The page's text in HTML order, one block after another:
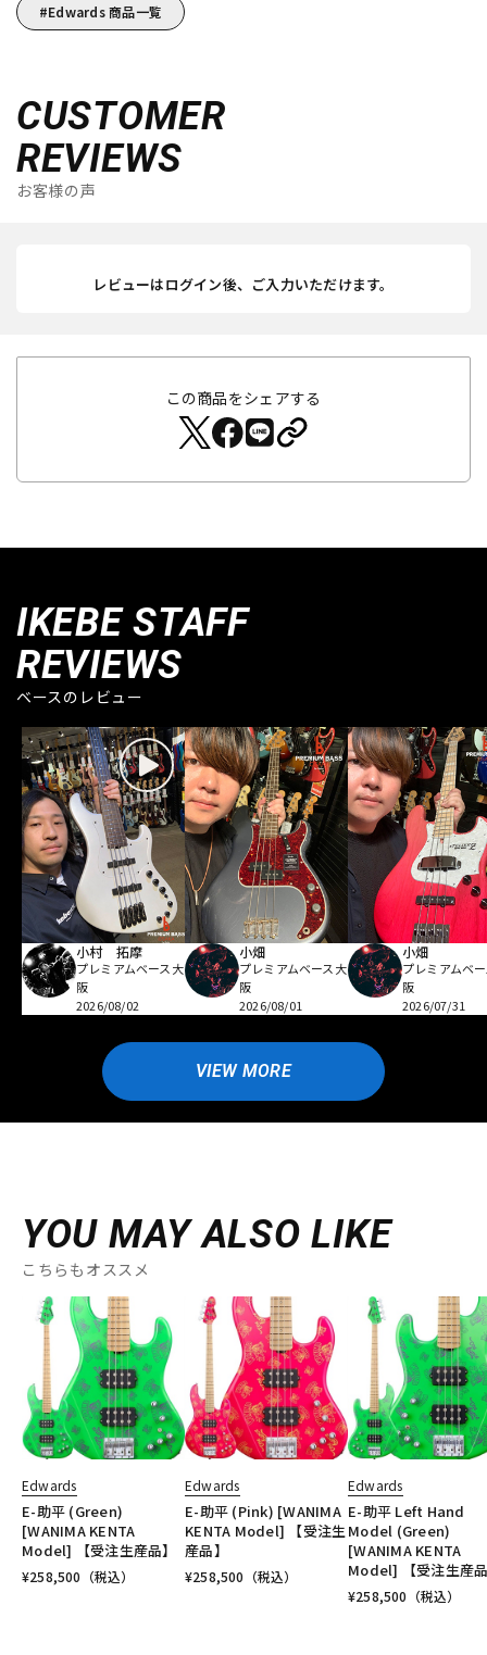
Edwards 商品一覧
CUSTOMER
REVIEWS
お客様の声
レビューはログイン後、ご入力いただけます。
この商品をシェアする
IKEBE STAFF
REVIEWS
ベースのレビュー
小村 拓摩
プレミアムベース大
阪
2026/08/02
小畑
プレミアムベース大
阪
2026/08/01
小畑
プレミアムベ
阪
2026/07/31
VIEW MORE
YOU MAY ALSO LIKE
こちらもオススメ
Edwards
E-助平 (Green)
[WANIMA KENTA
Model] 【受注生産品】
¥258,500 （税込）
Edwards
E-助平 (Pink) [WANIMA
KENTA Model] 【受注生
産品】
¥258,500 （税込）
Edwards
E-助平 Left Hand
Model (Green)
[WANIMA KENTA
Model] 【受注生産
¥258,500 （税込）